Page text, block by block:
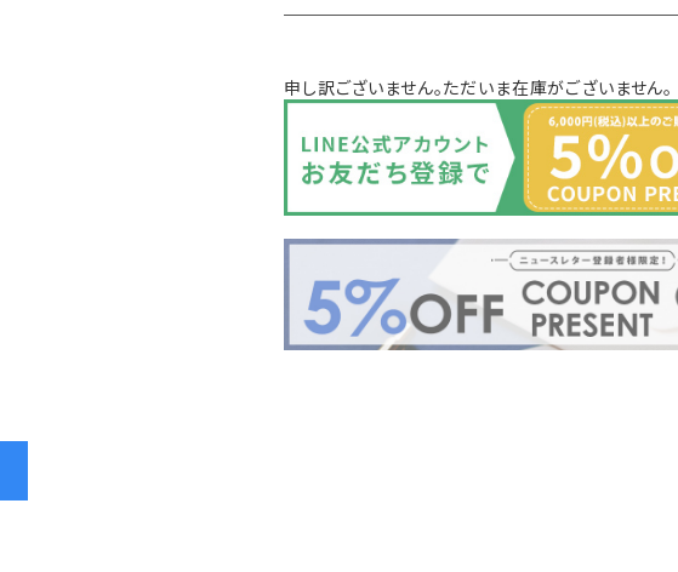
申し訳ございません。ただいま在庫がございません。